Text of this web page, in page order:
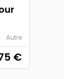
Autre
€